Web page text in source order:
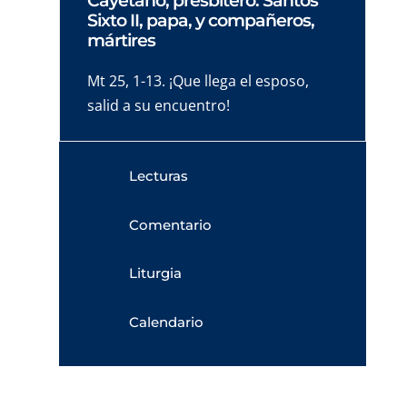
Sixto II, papa, y compañeros,
mártires
Mt 25, 1-13. ¡Que llega el esposo,
salid a su encuentro!
Lecturas
Comentario
Liturgia
Calendario